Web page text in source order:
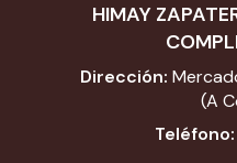
HIMAY
Dirección:
(A
Teléfono: